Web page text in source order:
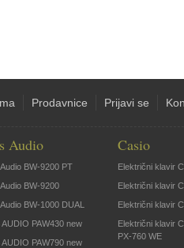
Prodavnice Prijavi se
Audio
BW-9200 PT
BW-9200
BW-1000 DUAL
AUDIO PAW430 new
AUDIO PAW790 new
Casio
Električni klavir
Električni klavir
Električni klavir
Električni klavir
PX-760 WE